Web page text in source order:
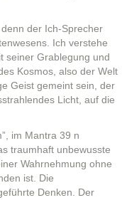
der Ich-Sprech­er
Ich ver­ste­he
sein­er Grable­gung und
Kos­mos, also der Welt
Geist gemeint sein, der
Licht, auf die
im Mantra 39 n
traumhaft unbe­wusste
Wahrnehmung ohne
ist. Die
Denken. Der